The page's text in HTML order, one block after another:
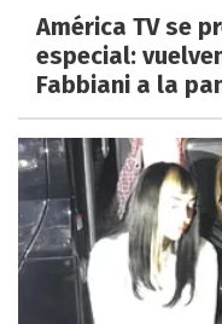
América TV se
especial:
Fabbiani a la